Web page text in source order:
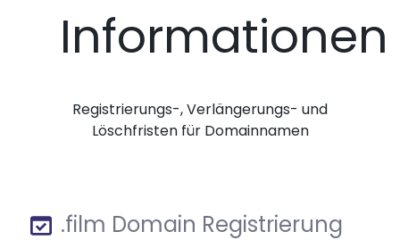
Informationen
Registrierungs-, Verlängerungs- und
Löschfristen für Domainnamen
.film Domain Registrierung